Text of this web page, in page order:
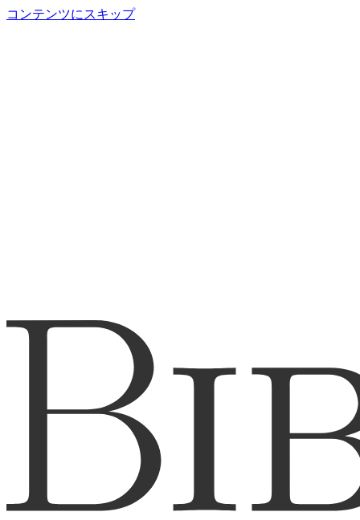
コンテンツにスキップ